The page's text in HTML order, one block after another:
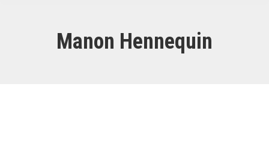
Manon Hennequin